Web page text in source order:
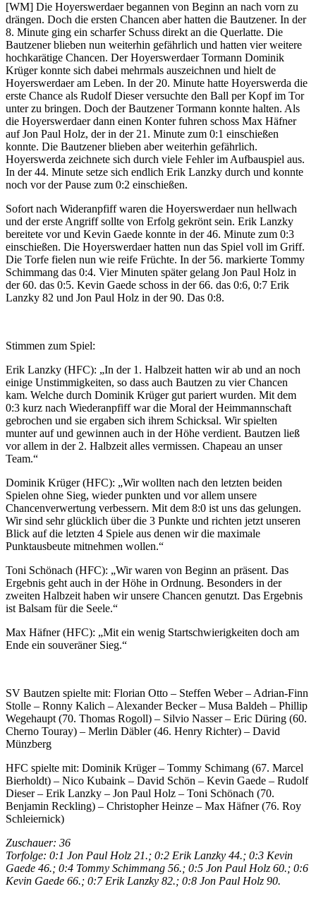
[WM] Die Hoyerswerdaer begannen von Beginn an nach vorn zu
drängen. Doch die ersten Chancen aber hatten die Bautzener. In der
8. Minute ging ein scharfer Schuss direkt an die Querlatte. Die
Bautzener blieben nun weiterhin gefährlich und hatten vier weitere
hochkarätige Chancen. Der Hoyerswerdaer Tormann Dominik
Krüger konnte sich dabei mehrmals auszeichnen und hielt de
Hoyerswerdaer am Leben. In der 20. Minute hatte Hoyerswerda die
erste Chance als Rudolf Dieser versuchte den Ball per Kopf im Tor
unter zu bringen. Doch der Bautzener Tormann konnte halten. Als
die Hoyerswerdaer dann einen Konter fuhren schoss Max Häfner
auf Jon Paul Holz, der in der 21. Minute zum 0:1 einschießen
konnte. Die Bautzener blieben aber weiterhin gefährlich.
Hoyerswerda zeichnete sich durch viele Fehler im Aufbauspiel aus.
In der 44. Minute setze sich endlich Erik Lanzky durch und konnte
noch vor der Pause zum 0:2 einschießen.
Sofort nach Wideranpfiff waren die Hoyerswerdaer nun hellwach
und der erste Angriff sollte von Erfolg gekrönt sein. Erik Lanzky
bereitete vor und Kevin Gaede konnte in der 46. Minute zum 0:3
einschießen. Die Hoyerswerdaer hatten nun das Spiel voll im Griff.
Die Torfe fielen nun wie reife Früchte. In der 56. markierte Tommy
Schimmang das 0:4. Vier Minuten später gelang Jon Paul Holz in
der 60. das 0:5. Kevin Gaede schoss in der 66. das 0:6, 0:7 Erik
Lanzky 82 und Jon Paul Holz in der 90. Das 0:8.
Stimmen zum Spiel:
Erik Lanzky (HFC): „In der 1. Halbzeit hatten wir ab und an noch
einige Unstimmigkeiten, so dass auch Bautzen zu vier Chancen
kam. Welche durch Dominik Krüger gut pariert wurden. Mit dem
0:3 kurz nach Wiederanpfiff war die Moral der Heimmannschaft
gebrochen und sie ergaben sich ihrem Schicksal. Wir spielten
munter auf und gewinnen auch in der Höhe verdient. Bautzen ließ
vor allem in der 2. Halbzeit alles vermissen. Chapeau an unser
Team.“
Dominik Krüger (HFC): „Wir wollten nach den letzten beiden
Spielen ohne Sieg, wieder punkten und vor allem unsere
Chancenverwertung verbessern. Mit dem 8:0 ist uns das gelungen.
Wir sind sehr glücklich über die 3 Punkte und richten jetzt unseren
Blick auf die letzten 4 Spiele aus denen wir die maximale
Punktausbeute mitnehmen wollen.“
Toni Schönach (HFC): „Wir waren von Beginn an präsent. Das
Ergebnis geht auch in der Höhe in Ordnung. Besonders in der
zweiten Halbzeit haben wir unsere Chancen genutzt. Das Ergebnis
ist Balsam für die Seele.“
Max Häfner (HFC): „Mit ein wenig Startschwierigkeiten doch am
Ende ein souveräner Sieg.“
SV Bautzen spielte mit: Florian Otto – Steffen Weber – Adrian-Finn
Stolle – Ronny Kalich – Alexander Becker – Musa Baldeh – Phillip
Wegehaupt (70. Thomas Rogoll) – Silvio Nasser – Eric Düring (60.
Cherno Touray) – Merlin Däbler (46. Henry Richter) – David
Münzberg
HFC spielte mit: Dominik Krüger – Tommy Schimang (67. Marcel
Bierholdt) – Nico Kubaink – David Schön – Kevin Gaede – Rudolf
Dieser – Erik Lanzky – Jon Paul Holz – Toni Schönach (70.
Benjamin Reckling) – Christopher Heinze – Max Häfner (76. Roy
Schleiernick)
Zuschauer: 36
Torfolge: 0:1 Jon Paul Holz 21.; 0:2 Erik Lanzky 44.; 0:3 Kevin
Gaede 46.; 0:4 Tommy Schimmang 56.; 0:5 Jon Paul Holz 60.; 0:6
Kevin Gaede 66.; 0:7 Erik Lanzky 82.; 0:8 Jon Paul Holz 90.